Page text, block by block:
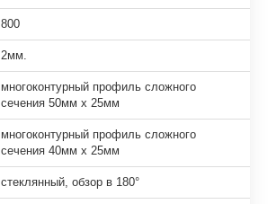
800
2мм.
многоконтурный профиль сложного
сечения 50мм х 25мм
многоконтурный профиль сложного
сечения 40мм х 25мм
стеклянный, обзор в 180°